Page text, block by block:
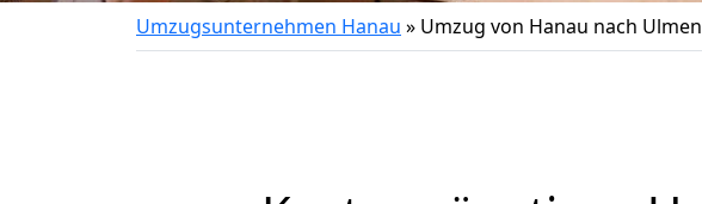
Umzugsunternehmen Hanau » Umzug von Hanau nach Ulmen